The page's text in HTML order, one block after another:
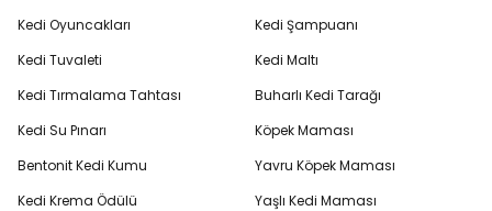
Kedi Oyuncakları
Kedi Tuvaleti
Kedi Tırmalama Tahtası
Kedi Su Pınarı
Bentonit Kedi Kumu
Kedi Krema Ödülü
Kedi Şampuanı
Kedi Maltı
Buharlı Kedi Tarağı
Köpek Maması
Yavru Köpek Maması
Yaşlı Kedi Maması